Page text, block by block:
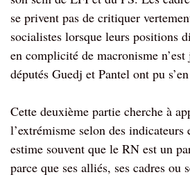
se privent pas de critiquer
socialistes lorsque leurs positions
en complicité de macronisme
députés Guedj et Pantel ont pu
Cette deuxième partie cherche à
l’extrémisme selon des
estime souvent que le RN est un
parce que ses alliés, ses cadres ou